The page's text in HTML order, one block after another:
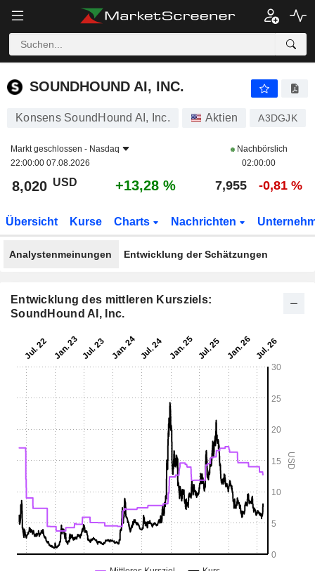
SOUNDHOUND AI, INC.
SOUNDHOUND AI, INC.
Konsens SoundHound AI, Inc. Aktien A3DGJK
Markt geschlossen - Nasdaq
22:00:00 07.08.2026
Nachbörslich
02:00:00
8,020 USD +13,28 % 7,955 -0,81 %
Übersicht Kurse Charts Nachrichten
Analystenmeinungen Entwicklung der Schätzungen
Entwicklung des mittleren Kursziels:
SoundHound AI, Inc.